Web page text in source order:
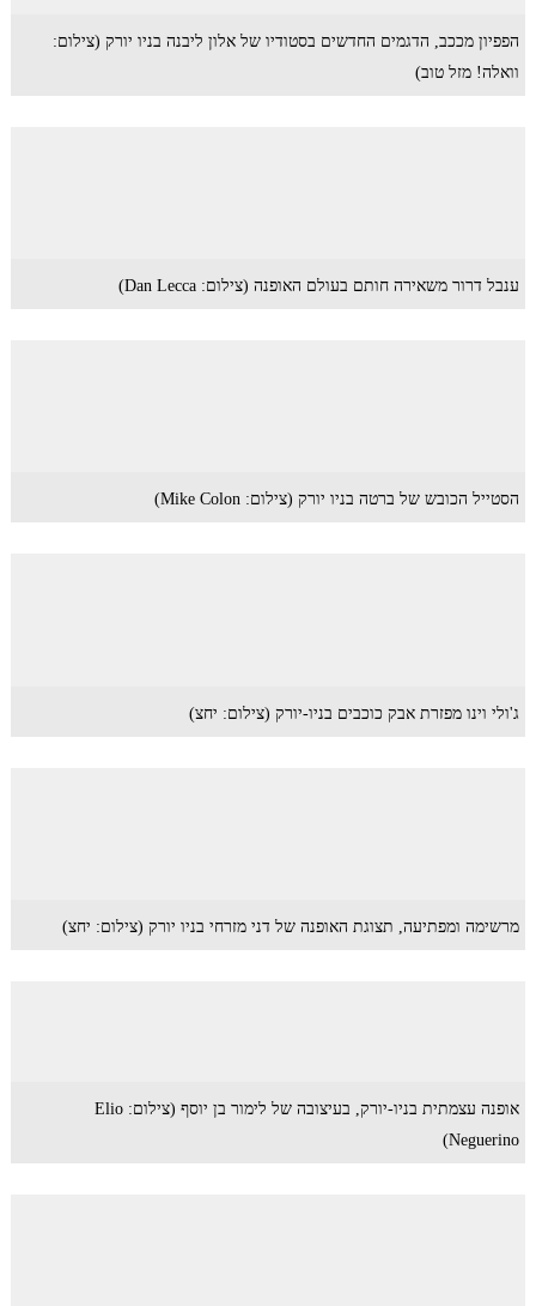
הפפיון מככב, הדגמים החדשים בסטודיו של אלון ליבנה בניו יורק (צילום:
וואלה! מזל טוב)
ענבל דרור משאירה חותם בעולם האופנה (צילום: Dan Lecca)
הסטייל הכובש של ברטה בניו יורק (צילום: Mike Colon)
ג'ולי וינו מפזרת אבק כוכבים בניו-יורק (צילום: יחצ)
מרשימה ומפתיעה, תצוגת האופנה של דני מזרחי בניו יורק (צילום: יחצ)
אופנה עצמתית בניו-יורק, בעיצובה של לימור בן יוסף (צילום: Elio
Neguerino)